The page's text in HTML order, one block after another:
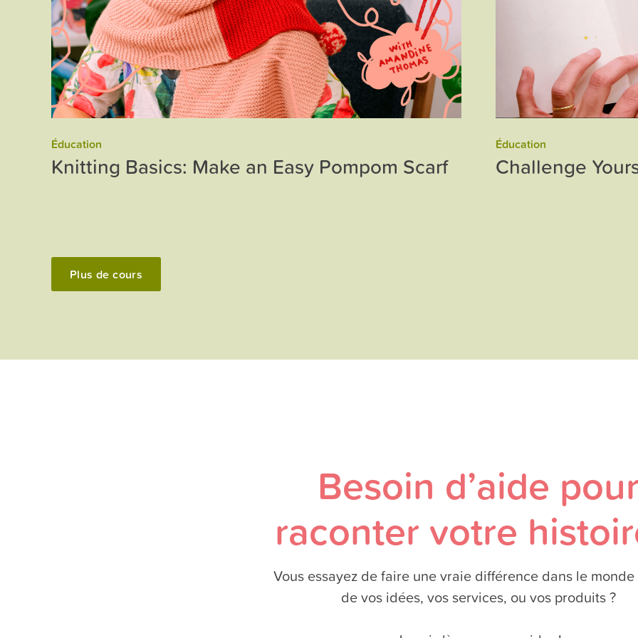
Éducation
Knitting Basics: Make an Easy Pompom Scarf
Éducation
Challenge
Plus de cours
Besoin d’aide
raconter votre
Vous essayez de faire une vraie différence dans le monde
de vos idées, vos services, ou vos produits ?